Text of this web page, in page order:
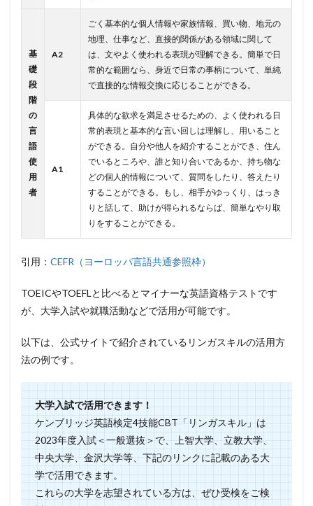
基
礎
段
階
の
言
語
使
用
者
A2
ごく基本的な個人情報や家族情報、買い物、地元の
地理、仕事など、直接的関係がある領域に関して
は、文やよく使われる表現が理解できる。簡単で日
常的な範囲なら、身近で日常の事柄について、単純
で直接的な情報交換に応じることができる。
A1
具体的な欲求を満足させるための、よく使われる日
常的表現と基本的な言い回しは理解し、用いること
ができる。自分や他人を紹介することができ、住ん
でいるところや、誰と知り合いであるか、持ち物な
どの個人的情報について、質問をしたり、答えたり
することができる。もし、相手がゆっくり、はっき
りと話して、助けが得られるならば、簡単なやり取
りをすることができる。
引用： CEFR（ヨーロッパ言語共通参照枠）
TOEICやTOEFLと比べるとマイナーな英語資格テストです
が、大学入試や就職活動などで活用が可能です。
以下は、公式サイトで紹介されているリンガスキルの活用方
法の例です。
大学入試で活用できます！
ケンブリッジ英語検定4技能CBT「リンガスキル」は
2023年度入試＜一般選抜＞で、上智大学、立教大学、
中央大学、金沢大学等、下記のリンクに記載のある大
学で活用できます。
これらの大学を志望されている方は、ぜひ受検をご検